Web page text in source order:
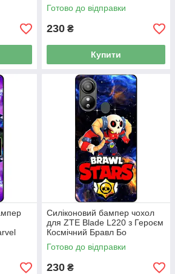
Готово до відправки
230 ₴
Купити
Силіконовий бампер чохол
для ZTE Blade L220 з Героєм
Космічний Бравл Бо
Готово до відправки
230 ₴